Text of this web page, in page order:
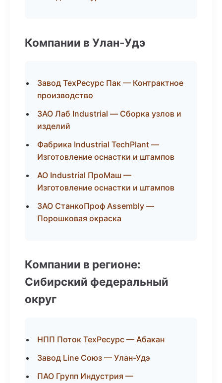
Компании в Улан-Удэ
Завод ТехРесурс Пак — Контрактное
производство
ЗАО Лаб Industrial — Сборка узлов и
изделий
Фабрика Industrial TechPlant —
Изготовление оснастки и штампов
АО Industrial ПроМаш —
Изготовление оснастки и штампов
ЗАО СтанкоПроф Assembly —
Порошковая окраска
Компании в регионе:
Сибирский федеральный
округ
НПП Поток ТехРесурс — Абакан
Завод Line Союз — Улан-Удэ
ПАО Групп Индустрия —